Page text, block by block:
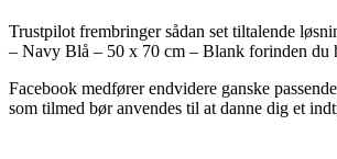
Trustpilot frembringer sådan set tiltalende
– Navy Blå – 50 x 70 cm – Blank forinden du
Facebook medfører endvidere ganske
som tilmed bør anvendes til at danne dig et